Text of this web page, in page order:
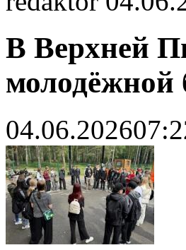
В Верхней
молодёжной
04.06.2026